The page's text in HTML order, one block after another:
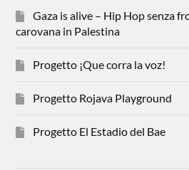
Gaza is alive – Hip Hop senza
carovana in Palestina
Progetto ¡Que corra la voz!
Progetto Rojava Playground
Progetto El Estadio del Bae